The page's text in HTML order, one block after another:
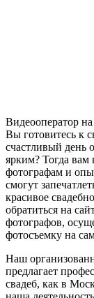
Видеооператор на
Вы готовитесь к
счастливый день
ярким? Тогда
фотографам и
смогут
красивое
обратиться на
фотографов,
фотосъемку на
Наш
предлагает
свадеб, как в